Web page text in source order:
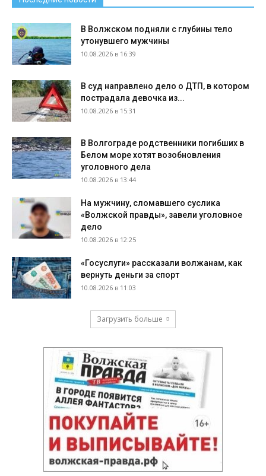
В Волжском подняли с глубины тело
утонувшего мужчины
10.08.2026 в 16:39
В суд направлено дело о ДТП, в котором
пострадала девочка из...
10.08.2026 в 15:31
В Волгограде родственники погибших в
Белом море хотят возобновления
уголовного дела
10.08.2026 в 13:44
На мужчину, сломавшего суслика
«Волжской правды», завели уголовное
дело
10.08.2026 в 12:25
«Госуслуги» рассказали волжанам, как
вернуть деньги за спорт
10.08.2026 в 11:03
Загрузить больше